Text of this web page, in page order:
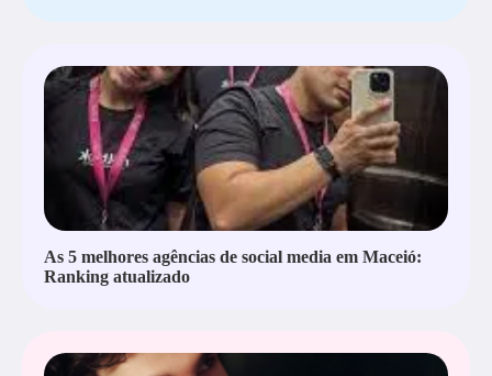
As 5 melhores agências de social media em Maceió:
Ranking atualizado